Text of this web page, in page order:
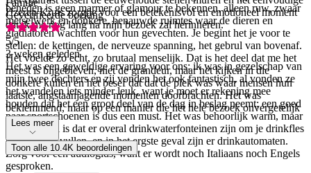
beneden is geen marmer of glamour te bekennen, alleen ruw, zwaar
metselwerk en donkere, benauwde ruimtes waar de dieren en
gladiatoren wachtten voor hun gevechten. Je begint het je voor te
stellen: de kettingen, de nerveuze spanning, het gebrul van bovenaf.
Het voelde zo echt, zo brutaal menselijk. Dat is het deel dat me het
meest is bijgebleven, niet de grandeur, maar het kijken in die
donkere kuilen en het besef dat dat de plek was waar mensen hun
laatste, angstaanjagende momenten doorbrachten. Het was
beklemmend, maar op een manier die het hele bezoek onvergetelijk
maakte.
IJzeren Kruis zorgde voor een betekenisvol en emotioneel moment
dat ik me nog lang na mijn bezoek zal herinneren.
Familie
Geverifieerde boeking
5/5
3 weken geleden
Het was een geweldige ervaring voor ons; ik was in gezelschap van
mijn twee dochters en zij vonden het ook fantastisch, al vonden ze
het wandelen iets minder leuk, want je moet er rekening mee
houden dat het een groot deel van de dag in beslag neemt; een goed
paar sportschoenen is dus een must. Het was behoorlijk warm, maar
het voordeel is dat er overal drinkwaterfonteinen zijn om je drinkfles
of fles bij te vullen, en in het ergste geval zijn er drinkautomaten.
Zorg voor een audiogids, want er wordt noch Italiaans noch Engels
gesproken.
Lees meer
Toon alle 10.4K beoordelingen